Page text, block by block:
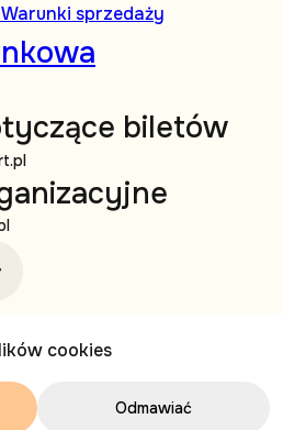
Warunki sprzedaży
biletów
Wszelkie prawa
cookies
Odmawiać